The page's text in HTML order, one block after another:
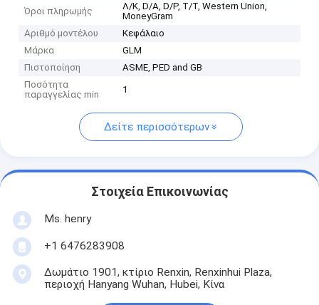
Όροι πληρωμής
Λ/Κ, D/A, D/P, T/T, Western Union,
MoneyGram
Αριθμό μοντέλου
Κεφάλαιο
Μάρκα
GLM
Πιστοποίηση
ASME, PED and GB
Ποσότητα
παραγγελίας min
1
Δείτε περισσότερων
Στοιχεία Επικοινωνίας
Ms. henry
+1 6476283908
Δωμάτιο 1901, κτίριο Renxin, Renxinhui Plaza,
περιοχή Hanyang Wuhan, Hubei, Κίνα